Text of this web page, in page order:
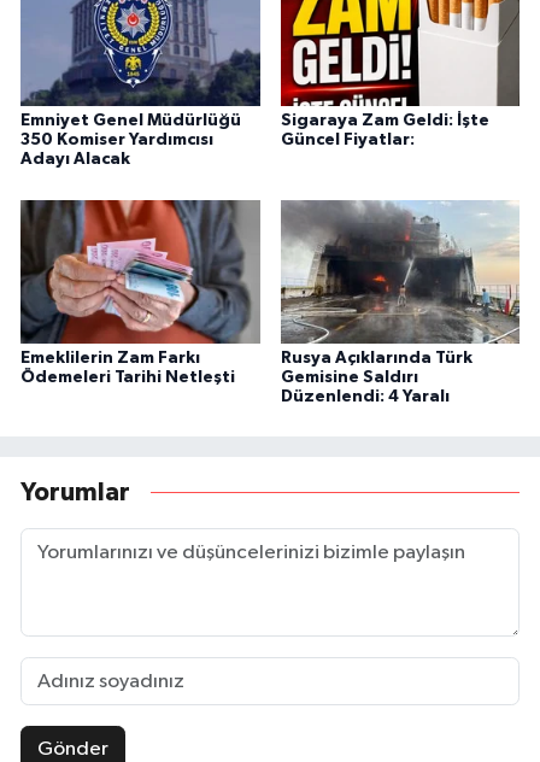
Emniyet Genel Müdürlüğü
350 Komiser Yardımcısı
Adayı Alacak
Sigaraya Zam Geldi: İşte
Güncel Fiyatlar:
Emeklilerin Zam Farkı
Ödemeleri Tarihi Netleşti
Rusya Açıklarında Türk
Gemisine Saldırı
Düzenlendi: 4 Yaralı
Yorumlar
Gönder